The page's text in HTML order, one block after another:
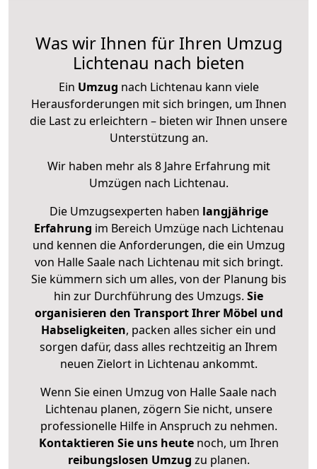
Was wir Ihnen für Ihren Umzug
Lichtenau nach bieten
Ein Umzug nach Lichtenau kann viele
Herausforderungen mit sich bringen, um Ihnen
die Last zu erleichtern – bieten wir Ihnen unsere
Unterstützung an.
Wir haben mehr als 8 Jahre Erfahrung mit
Umzügen nach Lichtenau.
Die Umzugsexperten haben langjährige
Erfahrung im Bereich Umzüge nach Lichtenau
und kennen die Anforderungen, die ein Umzug
von Halle Saale nach Lichtenau mit sich bringt.
Sie kümmern sich um alles, von der Planung bis
hin zur Durchführung des Umzugs. Sie
organisieren den Transport Ihrer Möbel und
Habseligkeiten, packen alles sicher ein und
sorgen dafür, dass alles rechtzeitig an Ihrem
neuen Zielort in Lichtenau ankommt.
Wenn Sie einen Umzug von Halle Saale nach
Lichtenau planen, zögern Sie nicht, unsere
professionelle Hilfe in Anspruch zu nehmen.
Kontaktieren Sie uns heutenoch, um Ihren
reibungslosen Umzug zu planen.